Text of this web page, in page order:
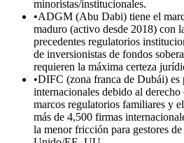
minoristas/institucionales.
•ADGM (Abu Dabi) tiene el
maduro (activo desde 2018) con
precedentes regulatorios
de inversionistas de fondos
requieren la máxima certeza
•DIFC (zona franca de Dubái) es
internacionales debido al
marcos regulatorios familiares y
más de 4,500 firmas
la menor fricción para gestores